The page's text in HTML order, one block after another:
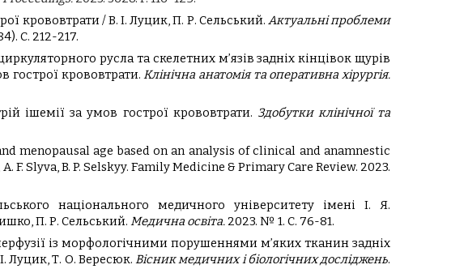
крововтрати / В. І. Луцик, П. Р. Сельський.Актуальні проблеми
С. 212-217.
русла та скелетних м’язів задніх кінцівок щурів
гострої крововтрати.Клінічна анатомія та оперативна хірургія.
ішемії за умов гострої крововтрати. Здобутки клінічної та
menopausal age based on an analysis of clinical and anamnestic
Slyva, B. P. Selskyy. Family Medicine & Primary Care Review. 2023.
національного медичного університету імені І. Я.
П. Р. Сельський. Медична освіта.2023. № 1. С. 76-81.
із морфологічними порушеннями м’яких тканин задніх
Луцик, Т. О. Вересюк.Вісник медичних і біологічних досліджень.